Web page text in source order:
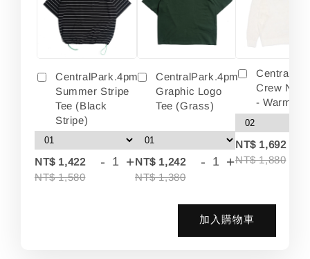
CentralPark.4pm
Summer Stripe
Tee (Black
Stripe)
NT$ 1,422
NT$ 1,580
- +
CentralPark.4pm
Graphic Logo
Tee (Grass)
NT$ 1,242
NT$ 1,380
- +
Crew
- Warm
NT$ 1,692
NT$ 1,880
加入購物車